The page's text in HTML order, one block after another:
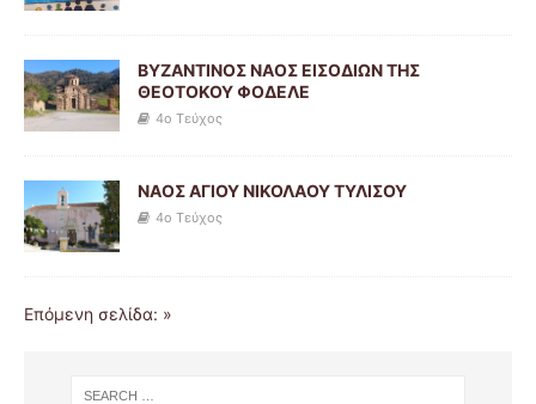
ΒΥΖΑΝΤΙΝΟΣ ΝΑΟΣ ΕΙΣΟΔΙΩΝ ΤΗΣ
ΘΕΟΤΟΚΟΥ ΦΟΔΕΛΕ
4ο Τεύχος
ΝΑΟΣ ΑΓΙΟΥ ΝΙΚΟΛΑΟΥ ΤΥΛΙΣΟΥ
4ο Τεύχος
Επόμενη σελίδα: »